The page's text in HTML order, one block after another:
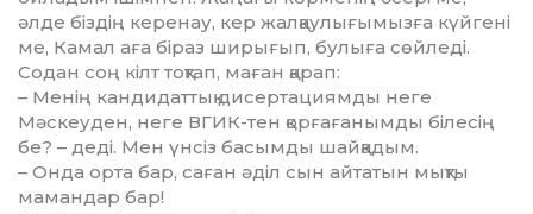
әлде біздің керенау, кер жалқаулығы­мызға күйгені
ме, Камал аға біраз ширығып, булыға сөйледі.
Содан соң кілт тоқтап, маған қарап:
– Менің кандидаттық дисертациямды неге
Мәскеуден, неге ВГИК-тен қорғағанымды білесің
бе? – деді. Мен үнсіз басымды шайқадым.
– Онда орта бар, саған әділ сын айтатын мықты
мамандар бар!